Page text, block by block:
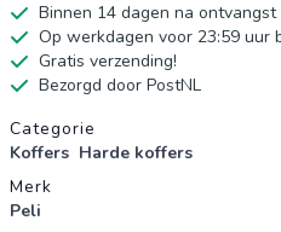
Binnen 14 dagen na
Op werkdagen voor 23:59 uur
Gratis verzending!
Bezorgd door PostNL
Productgegevens
Categorie
Koffers Harde koffers
Merk
Peli